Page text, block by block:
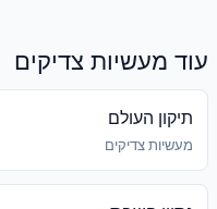
עוד מעשיות צדיקים
תיקון העולם
מעשיות צדיקים